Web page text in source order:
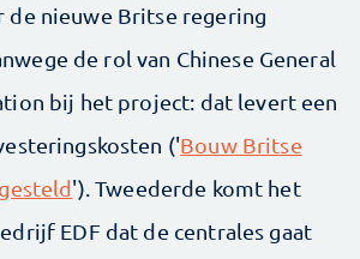
de nieuwe Britse regering
de rol van Chinese General
bij het project: dat levert een
('Bouw Britse
'). Tweederde komt het
EDF dat de centrales gaat